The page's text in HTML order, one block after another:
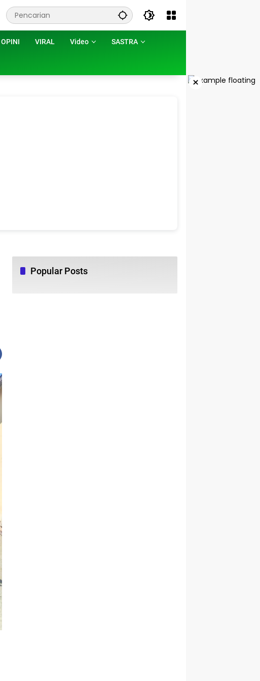
OPINI VIRAL Video SASTRA
×
Popular Posts